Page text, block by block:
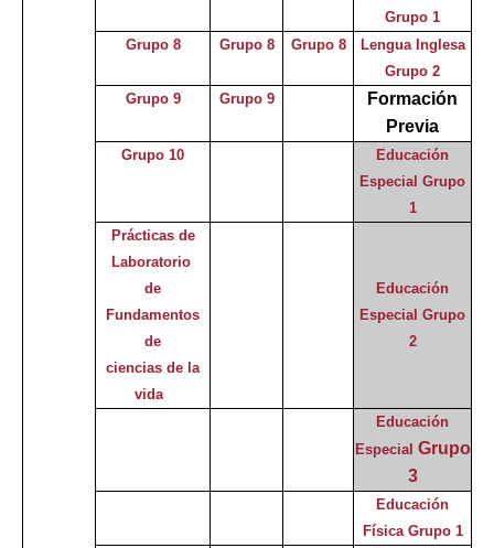
Grupo 1
Grupo 8
Grupo 8 Grupo 8
Lengua Inglesa
Grupo 2
Grupo 9
Grupo 9
Formación
Previa
Grupo 10
Educación
Especial Grupo
1
Prácticas de
Laboratorio
de
Fundamentos
de
ciencias de la
vida
Educación
Especial Grupo
2
Educación
Especial Grupo
3
Educación
Física Grupo 1